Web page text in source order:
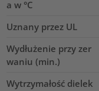
a w °C
Uznany przez UL
Wydłużenie przy zer
waniu (min.)
Wytrzymałość dielek